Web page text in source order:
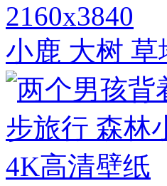
2160x3840
小鹿 大树